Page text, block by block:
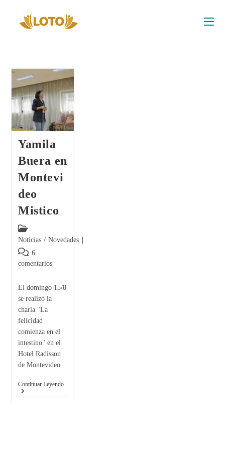
Yamila
Buera en
Montevi
deo
Mistico
Noticias / Novedades
6
comentarios
El domingo 15/8
se realizó la
charla "La
felicidad
comienza en el
intestino" en el
Hotel Radisson
de Montevideo
Continuar Leyendo